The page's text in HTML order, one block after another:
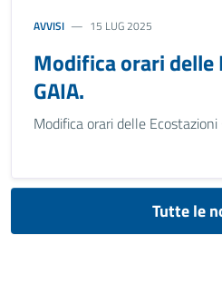
AVVISI 15 LUG 2025
Modifica orari delle
GAIA.
Modifica orari delle
Tutte le